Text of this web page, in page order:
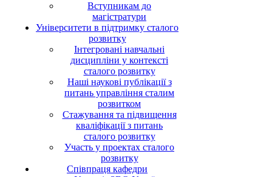
Вступникам до
магістратури
Університети в підтримку сталого
розвитку
Інтегровані навчальні
дисципліни у контексті
сталого розвитку
Наші наукові публікації з
питань управління сталим
розвитком
Стажування та підвищення
кваліфікації з питань
сталого розвитку
Участь у проектах сталого
розвитку
Співпраця кафедри